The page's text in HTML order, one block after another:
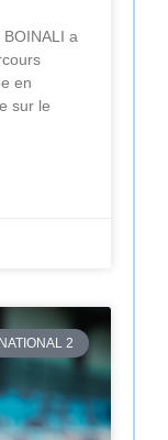
a
en
sur le
NATIONAL 2